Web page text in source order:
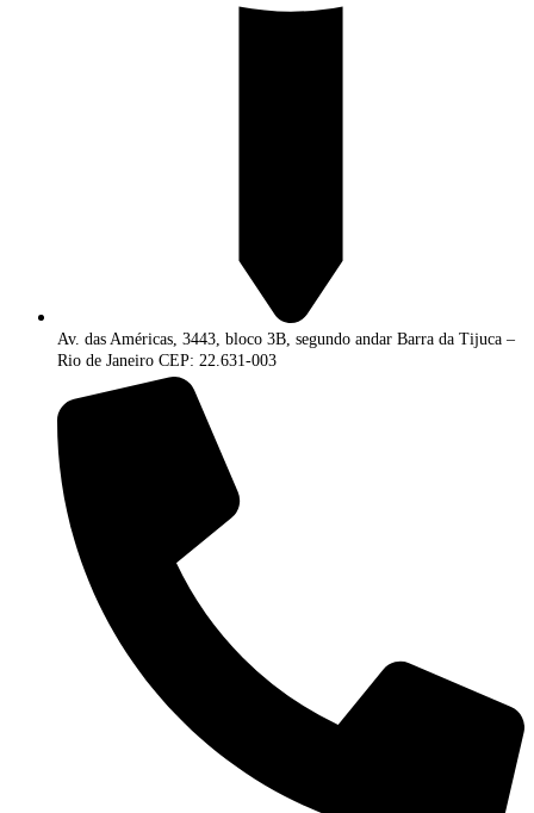
Av. das Américas, 3443, bloco 3B, segundo andar Barra da Tijuca –
Rio de Janeiro CEP: 22.631-003